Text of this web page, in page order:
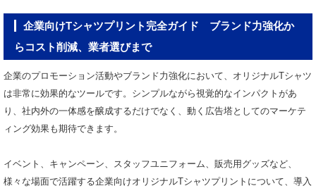
企業向けTシャツプリント完全ガイド ブランド力強化か
らコスト削減、業者選びまで
企業のプロモーション活動やブランド力強化において、オリジナルTシャツ
は非常に効果的なツールです。シンプルながら視覚的なインパクトがあ
り、社内外の一体感を醸成するだけでなく、動く広告塔としてのマーケテ
ィング効果も期待できます。
イベント、キャンペーン、スタッフユニフォーム、販売用グッズなど、
様々な場面で活躍する企業向けオリジナルTシャツプリントについて、導入